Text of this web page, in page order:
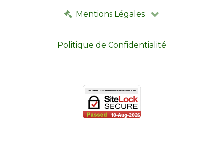
Mentions Légales
Politique de Confidentialité